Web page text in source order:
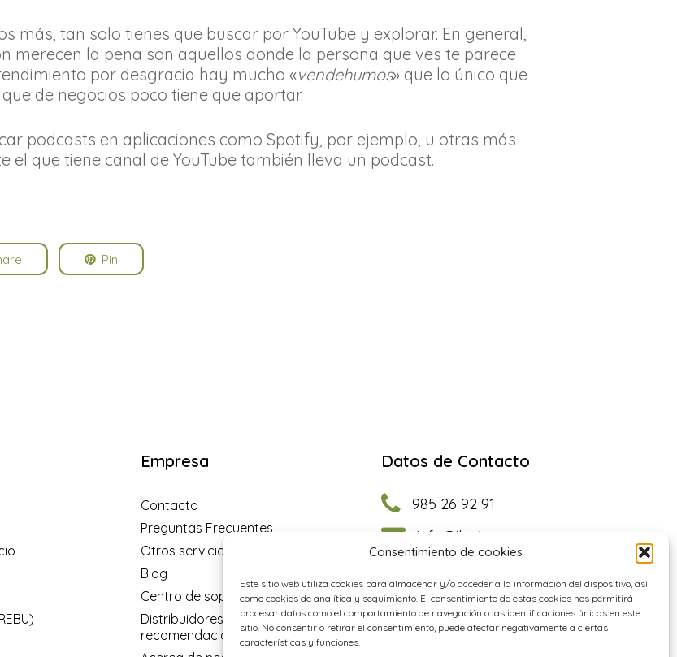
Consentimiento de cookies
Este sitio web utiliza cookies para almacenar y/o acceder a la información del dispositivo, así
como cookies de analítica y seguimiento. El consentimiento de estas cookies nos permitirá
procesar datos como el comportamiento de navegación o las identificaciones únicas en este
sitio. No consentir o retirar el consentimiento, puede afectar negativamente a ciertas
características y funciones.
más, tan solo tienes que buscar por YouTube y explorar. En general,
merecen la pena son aquellos donde la persona que ves te parece
por desgracia hay mucho «vendehumos» que lo único que
de negocios poco tiene que aportar.
podcasts en aplicaciones como Spotify, por ejemplo, u otras más
el que tiene canal de YouTube también lleva un podcast.
Pin
Empresa
Contacto
Preguntas Frecuentes
Otros servicios
Blog
Centro de soporte
Distribuidores y programa de
recomendación
Datos de Contacto
985 26 92 91
info@ilastec.com
Facebook
Instagram
YouTube
LinkedIn